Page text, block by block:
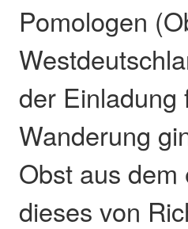
Pomologen
der Einladung
Wanderung
Obst aus
dieses von